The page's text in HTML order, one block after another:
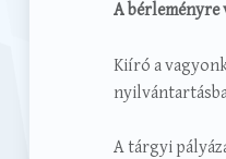
A
Kiíró a
A tárgyi